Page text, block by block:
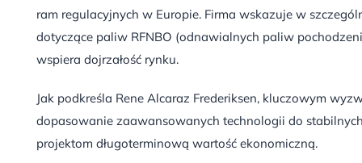
ram regulacyjnych w Europie. Firma wskazuje w
dotyczące paliw RFNBO (odnawialnych paliw
wspiera dojrzałość rynku.
Jak podkreśla Rene Alcaraz Frederiksen, kluczowym
dopasowanie zaawansowanych technologii do
projektom długoterminową wartość ekonomiczną.